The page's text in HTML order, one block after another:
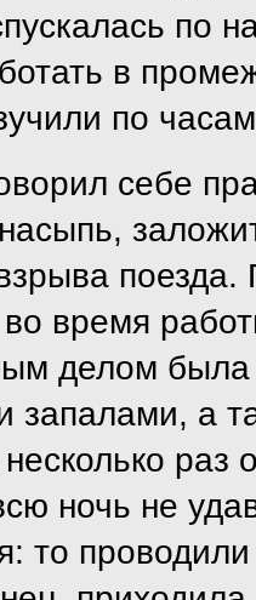
по
в
по
себе
поезда.
время
делом была
запалами, а
раз
ночь не
то